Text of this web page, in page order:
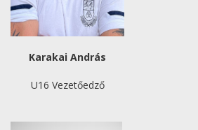
Karakai András
U16 Vezetőedző